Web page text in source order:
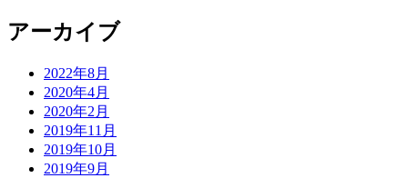
開
致
し
ま
し
た
アーカイブ
2022年8月
2020年4月
2020年2月
2019年11月
2019年10月
2019年9月